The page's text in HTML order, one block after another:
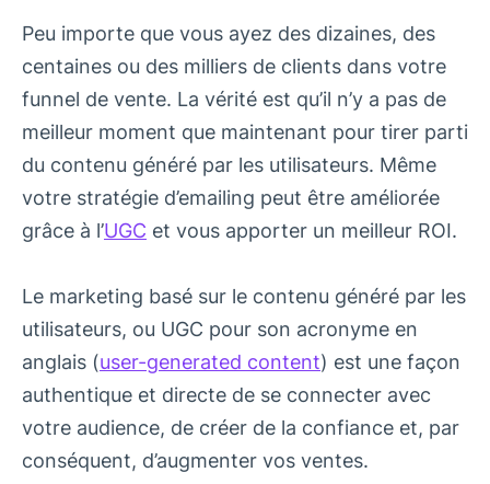
Peu importe que vous ayez des dizaines, des
centaines ou des milliers de clients dans votre
funnel de vente. La vérité est qu’il n’y a pas de
meilleur moment que maintenant pour tirer parti
du contenu généré par les utilisateurs. Même
votre stratégie d’emailing peut être améliorée
grâce à l’UGC et vous apporter un meilleur ROI.
Le marketing basé sur le contenu généré par les
utilisateurs, ou UGC pour son acronyme en
anglais (user-generated content) est une façon
authentique et directe de se connecter avec
votre audience, de créer de la confiance et, par
conséquent, d’augmenter vos ventes.